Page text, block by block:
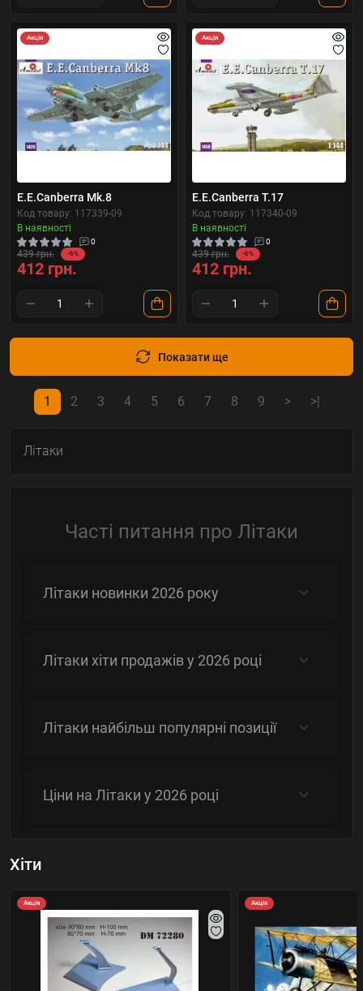
Акція
E.E.Canberra Mk.8
Код товару: 117339-09
В наявності
0
439 грн. -6%
412 грн.
Акція
E.E.Canberra T.17
Код товару: 117340-09
В наявності
0
439 грн. -6%
412 грн.
Показати ще
1 2 3 4 5 6 7 8 9 > >|
Літаки
Часті питання про Літаки
Літаки новинки 2026 року
Літаки хіти продажів у 2026 році
Літаки найбільш популярні позиції
Ціни на Літаки у 2026 році
Хіти
Акція Акція